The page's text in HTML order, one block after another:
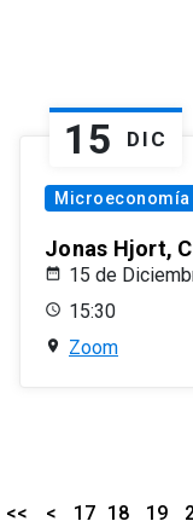
15 DIC
Microeconomía
Jonas Hjort,
15 de
15:30
Zoom
<< < 17 18 19